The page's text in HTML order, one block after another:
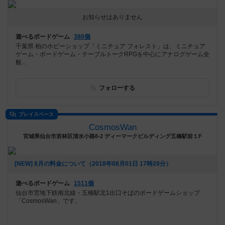
お知らせはありません
遊べるボードゲーム 380個
千葉県 柏のホビーショップ「ミニチュア フォレスト」は、ミニチュア
ゲーム・ボードゲーム・テーブルトークRPGを中心にアナログゲーム全
般...
フォローする
プレイスペース
CosmosWan
宮城県仙台市若林区清水小路8-2 ディーマークビルディング五橋駅前１F
[NEW] 8月の料金について（2018年08月01日 17時28分）
遊べるボードゲーム
1511個
仙台市営地下鉄南北線・五橋駅北1出口そばのボードゲームショップ
「CosmosWan」です。